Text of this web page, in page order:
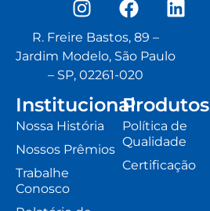
R. Freire Bastos, 89 –
Jardim Modelo, São Paulo
– SP, 02261-020
Institucional
Nossa História
Nossos Prêmios
Trabalhe
Conosco
Produtos
Política de
Qualidade
Certificação